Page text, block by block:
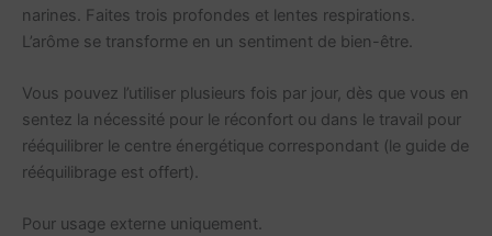
narines. Faites trois profondes et lentes respirations.
L’arôme se transforme en un sentiment de bien-être.
Vous pouvez l’utiliser plusieurs fois par jour, dès que vous en
sentez la nécessité pour le réconfort ou dans le travail pour
rééquilibrer le centre énergétique correspondant (le guide de
rééquilibrage est offert).
Pour usage externe uniquement.